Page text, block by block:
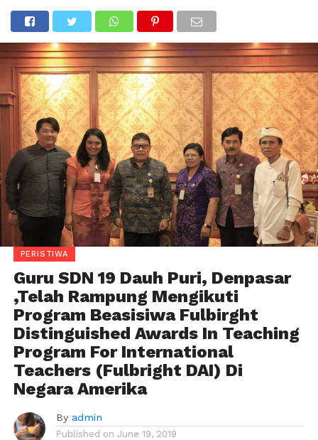
PERISTIWA
Guru SDN 19 Dauh Puri, Denpasar
,Telah Rampung Mengikuti
Program Beasisiwa Fulbirght
Distinguished Awards In Teaching
Program For International
Teachers (Fulbright DAI) Di
Negara Amerika
By admin
Published on June 19, 2019